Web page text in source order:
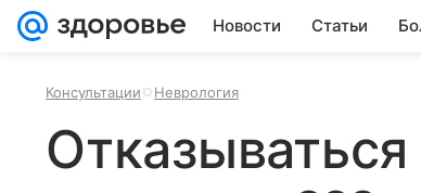
Новости Статьи
Консультации Неврология
Отказываться